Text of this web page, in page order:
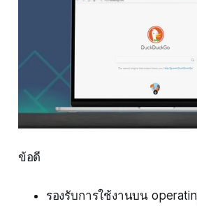
ข้อดี
รองรับการใช้งานบน